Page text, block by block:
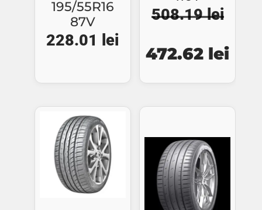
195/55R16
87V
228.01 lei
508.19lei
inițial
a
fost:
508.19 lei.
472.62 lei